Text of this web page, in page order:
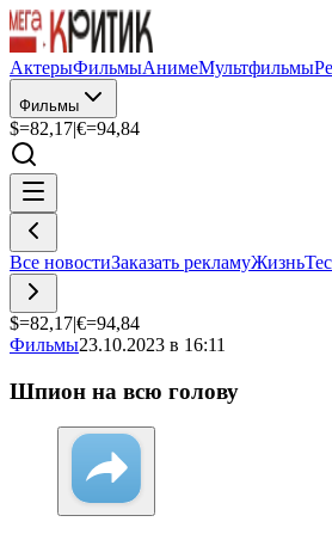
АктерыФильмыАнимеМультфильмы
Фильмы
$=82,17|€=94,84
Все новостиЗаказать рекламуЖизнь
$=82,17|€=94,84
Фильмы23.10.2023 в 16:11
Шпион на всю голову